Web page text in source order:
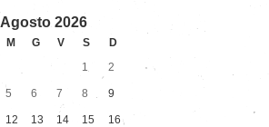
Agosto 2026
M G V S
D
1
2
5 6 7 8 9
12 13 14 15 16